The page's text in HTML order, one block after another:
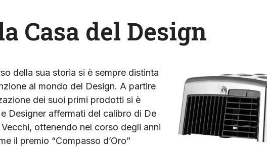
Casa del Design
della sua storia si è sempre distinta
al mondo del Design. A partire
dei suoi primi prodotti si è
Designer affermati del calibro di De
ottenendo nel corso degli anni
il premio “Compasso d’Oro”